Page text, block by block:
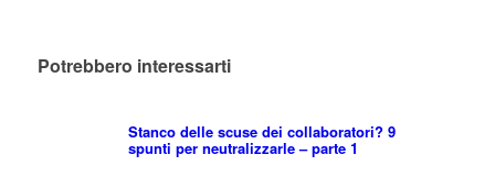
Potrebbero interessarti
Stanco delle scuse dei collaboratori? 9
spunti per neutralizzarle – parte 1